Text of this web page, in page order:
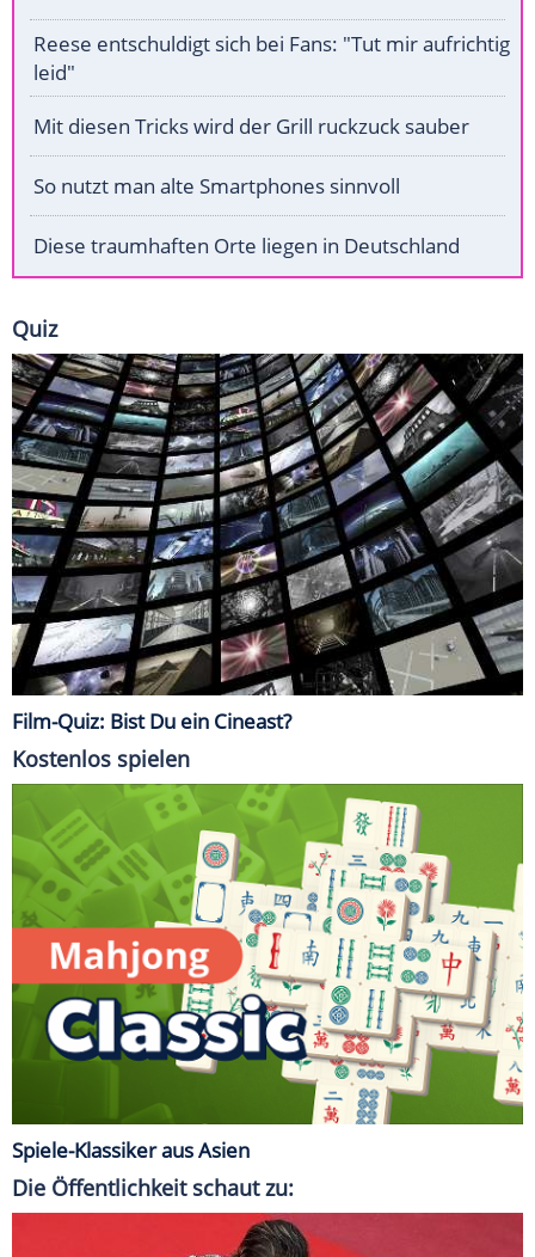
Reese entschuldigt sich bei Fans: "Tut mir aufrichtig
leid"
Mit diesen Tricks wird der Grill ruckzuck sauber
So nutzt man alte Smartphones sinnvoll
Diese traumhaften Orte liegen in Deutschland
Quiz
Film-Quiz: Bist Du ein Cineast?
Kostenlos spielen
Spiele-Klassiker aus Asien
Die Öffentlichkeit schaut zu: